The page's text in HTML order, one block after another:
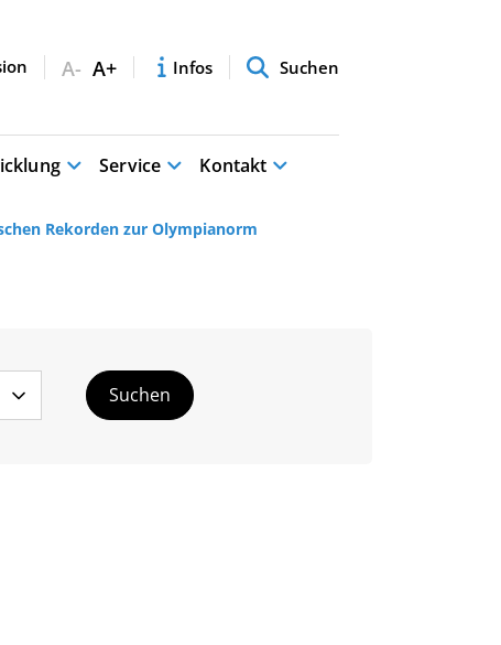
A- A+ Infos Suchen
Service Kontakt
Rekorden zur Olympianorm